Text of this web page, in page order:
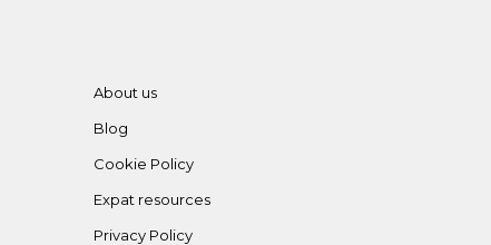
About us
Blog
Cookie Policy
Expat resources
Privacy Policy